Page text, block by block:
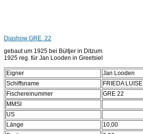
Diashow GRE 22
gebaut um 1925 bei Bültjer in Ditzum
1925 reg. für Jan Looden in Greetsiel
Eigner
Jan Looden
Schiffsname
FRIEDA LUISE
Fischereinummer
GRE 22
MMSI
US
Länge
10,00